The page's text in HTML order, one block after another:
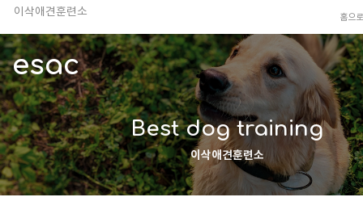
이삭애견훈련소
안전하고 행복한 펫티켓 선도!
경기도 화성시 봉담읍 위치
이찬종, 이웅종 소장 소개
홈으로
esac
Best dog training
이삭애견훈련소